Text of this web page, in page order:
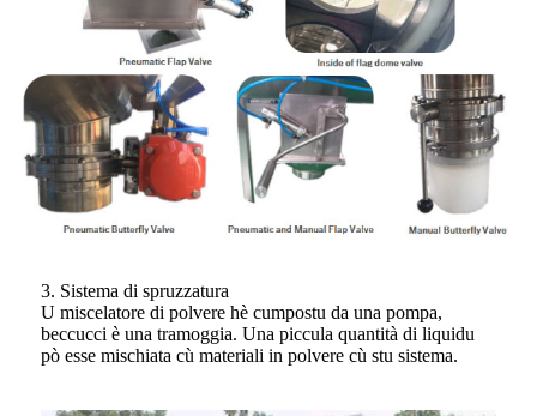
3. Sistema di spruzzatura
U miscelatore di polvere hè cumpostu da una pompa,
beccucci è una tramoggia. Una piccula quantità di liquidu
pò esse mischiata cù materiali in polvere cù stu sistema.